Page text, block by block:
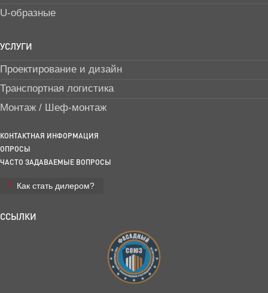
U-образные
УСЛУГИ
Проектирование и дизайн
Транспортная логистика
Монтаж / Шеф-монтаж
КОНТАКТНАЯ ИНФОРМАЦИЯ
ОПРОСЫ
ЧАСТО ЗАДАВАЕМЫЕ ВОПРОСЫ
Как стать дилером?
ССЫЛКИ